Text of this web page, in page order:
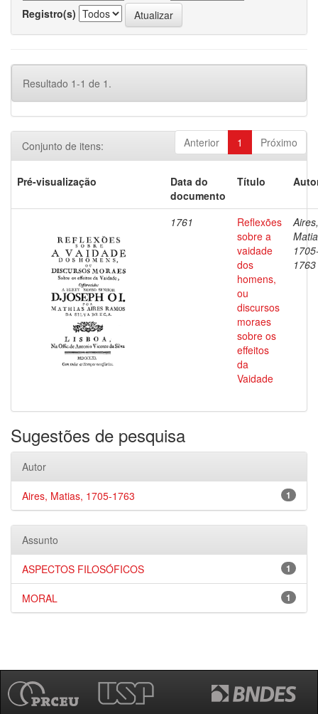
Registro(s)
Resultado 1-1 de 1.
Anterior 1 Próximo
Conjunto de itens:
Pré-visualização
Data do
documento
Título
1761
Reflexões
sobre a
vaidade
dos
homens,
ou
discursos
moraes
sobre os
effeitos
da
Vaidade
Aires,
1763
Sugestões de pesquisa
Autor
1
Aires, Matias, 1705-1763
Assunto
1
ASPECTOS FILOSÓFICOS
1
MORAL